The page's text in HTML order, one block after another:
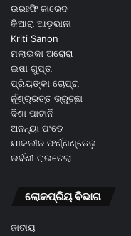
ଉରଃଫି ଜାଭେଦ
କିଆରା ଆଡ଼ଭାନୀ
Kriti Sanon
ମଲାଇକା ଅରୋରା
ଇଷା ଗୁପ୍ତା
ପ୍ରିୟଙ୍କା ଚୋପ୍ରା
ନୁଁଶ୍ର୍ରତ୍ତ ଭ୍ରୁଚ୍ଛା
ଦିଶା ପାଟାନି
ଅନନ୍ୟା ପଂଡେ
ଯାକଲୀନ ଫର୍ଣ୍ଣଣ୍ଡେଜ଼
ଉର୍ବଶୀ ରାଉତେଲା
ଲୋକପ୍ରିୟ ବିଭାଗ
ଜାତୀୟ